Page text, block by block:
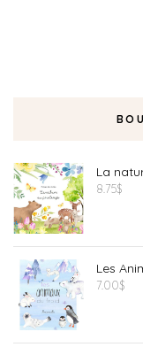
La
8.75$
Les
7.00$